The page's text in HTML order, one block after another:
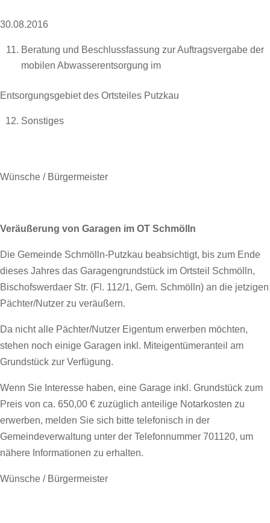
30.08.2016
Beratung und Beschlussfassung zur Auftragsvergabe der
mobilen Abwasserentsorgung im
Entsorgungsgebiet des Ortsteiles Putzkau
Sonstiges
Wünsche / Bürgermeister
Veräußerung von Garagen im OT Schmölln
Die Gemeinde Schmölln-Putzkau beabsichtigt, bis zum Ende
dieses Jahres das Garagengrundstück im Ortsteil Schmölln,
Bischofswerdaer Str. (Fl. 112/1, Gem. Schmölln) an die jetzigen
Pächter/Nutzer zu veräußern.
Da nicht alle Pächter/Nutzer Eigentum erwerben möchten,
stehen noch einige Garagen inkl. Miteigentümeranteil am
Grundstück zur Verfügung.
Wenn Sie Interesse haben, eine Garage inkl. Grundstück zum
Preis von ca. 650,00 € zuzüglich anteilige Notarkosten zu
erwerben, melden Sie sich bitte telefonisch in der
Gemeindeverwaltung unter der Telefonnummer 701120, um
nähere Informationen zu erhalten.
Wünsche / Bürgermeister